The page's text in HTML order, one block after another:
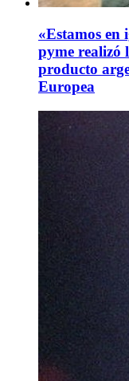
«Estamos en
pyme realizó
producto
Europea